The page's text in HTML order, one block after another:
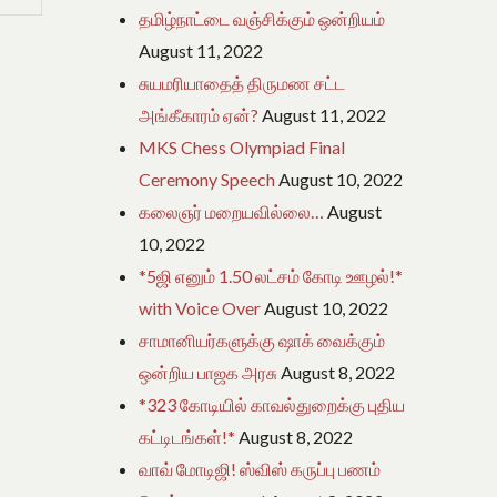
தமிழ்நாட்டை வஞ்சிக்கும் ஒன்றியம்
August 11, 2022
சுயமரியாதைத் திருமண சட்ட
அங்கீகாரம் ஏன்? August 11, 2022
MKS Chess Olympiad Final
Ceremony SpeechAugust 10, 2022
கலைஞர் மறையவில்லை… August
10, 2022
*5ஜி எனும் 1.50 லட்சம் கோடி ஊழல்!*
with Voice OverAugust 10, 2022
சாமானியர்களுக்கு ஷாக் வைக்கும்
ஒன்றிய பாஜக அரசுAugust 8, 2022
*323 கோடியில் காவல்துறைக்கு புதிய
கட்டிடங்கள்!* August 8, 2022
வாவ் மோடிஜி! ஸ்விஸ் கருப்பு பணம்